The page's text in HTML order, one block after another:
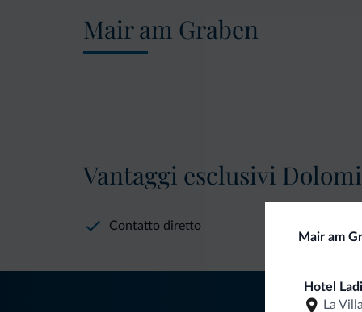
Mair am Graben
Mair am
Hotel
La Villa
Vantaggi esclusivi
Contatto diretto